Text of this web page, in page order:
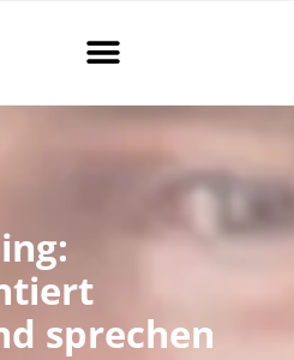
sprechen